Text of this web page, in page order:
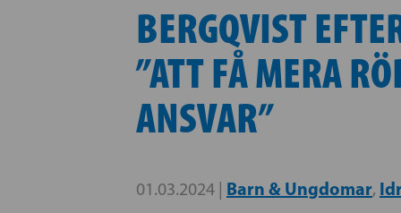
BERGQVIST
”ATT FÅ MERA
ANSVAR”
01.03.2024 | Barn & Ungdomar,